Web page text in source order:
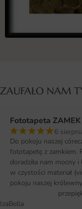
ZAUFAŁO NAM
Fototapeta ZAMEK
6
Do pokoju naszej
fototapetę z zamkiem.
doradziła nam mocny
w czystości materiał
pokoju naszej
IzaBella